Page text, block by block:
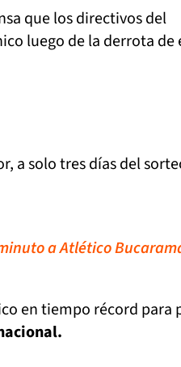
que los directivos del
luego de la derrota de
a solo tres días del
a Atlético
en tiempo récord para